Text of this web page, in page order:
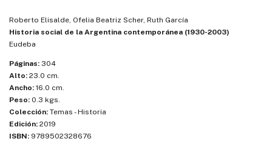
Roberto Elisalde, Ofelia Beatriz Scher, Ruth García
Historia social de la Argentina contemporánea (1930-2003)
Eudeba
Páginas: 304
Alto: 23.0 cm.
Ancho: 16.0 cm.
Peso: 0.3 kgs.
Colección: Temas - Historia
Edición: 2019
ISBN: 9789502328676